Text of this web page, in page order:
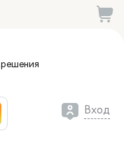
решения
Вход